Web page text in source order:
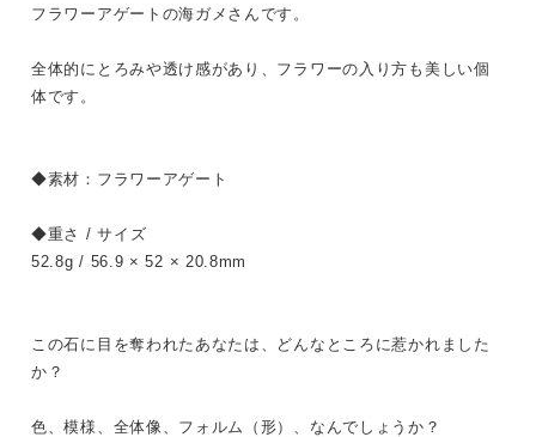
フラワーアゲートの海ガメさんです。
全体的にとろみや透け感があり、フラワーの入り方も美しい個
体です。
◆素材：フラワーアゲート
◆重さ / サイズ
52.8g / 56.9 × 52 × 20.8mm
この石に目を奪われたあなたは、どんなところに惹かれました
か？
色、模様、全体像、フォルム（形）、なんでしょうか？